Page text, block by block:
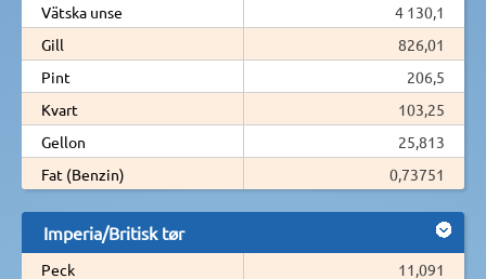
Vätska unse
4 130,1
Gill
826,01
Pint
206,5
Kvart
103,25
Gellon
25,813
Fat (Benzin)
0,73751
Imperia/Britisk tør
Peck 11,091